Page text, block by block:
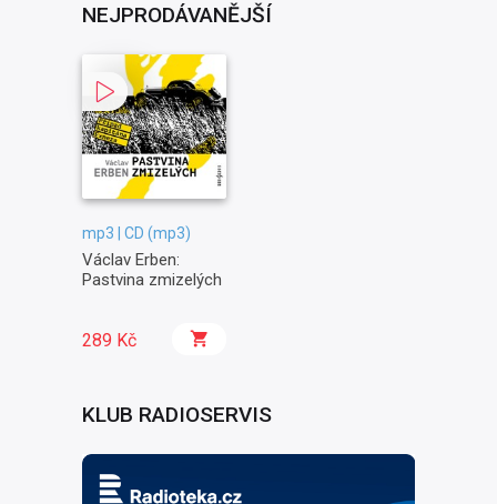
NEJPRODÁVANĚJŠÍ
mp3 | CD (mp3)
Václav Erben:
Pastvina zmizelých
289 Kč
KLUB RADIOSERVIS